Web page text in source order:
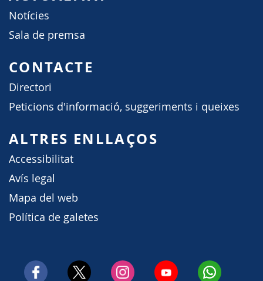
Notícies
Sala de premsa
CONTACTE
Directori
Peticions d'informació, suggeriments i queixes
ALTRES ENLLAÇOS
Accessibilitat
Avís legal
Mapa del web
Política de galetes